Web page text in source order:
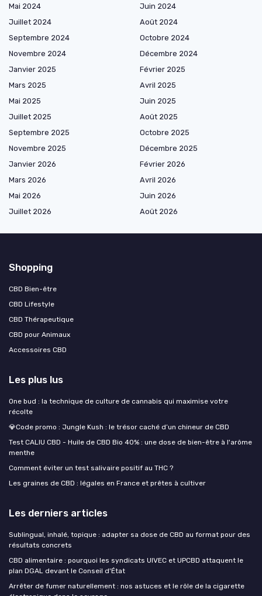
Mai 2024
Juin 2024
Juillet 2024
Août 2024
Septembre 2024
Octobre 2024
Novembre 2024
Décembre 2024
Janvier 2025
Février 2025
Mars 2025
Avril 2025
Mai 2025
Juin 2025
Juillet 2025
Août 2025
Septembre 2025
Octobre 2025
Novembre 2025
Décembre 2025
Janvier 2026
Février 2026
Mars 2026
Avril 2026
Mai 2026
Juin 2026
Juillet 2026
Août 2026
Shopping
CBD Bien-être
CBD Lifestyle
CBD Thérapeutique
CBD pour Animaux
Accessoires CBD
Les plus lus
One bud : la technique de culture de cannabis qui maximise votre
récolte
💎Code promo : Jungle Kush : le trésor caché d’un chineur de CBD
Test CALIU CBD - Huile de CBD Bio 40% : une dose de bien-être à l'arôme
menthe
Comment éviter un test salivaire positif au THC ?
Les graines de CBD : légales en France et prêtes à cultiver
Les derniers articles
Sublingual, inhalé, topique : adapter sa dose de CBD au format pour des
résultats concrets
CBD alimentaire : pourquoi les syndicats UIVEC et UPCBD attaquent le
plan DGAL devant le Conseil d'État
Arrêter de fumer naturellement : nos astuces et le rôle de la cigarette